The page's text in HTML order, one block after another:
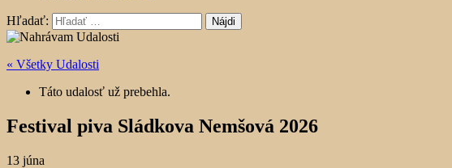
Hľadať:
« Všetky Udalosti
Táto udalosť už prebehla.
Festival piva Sládkova Nemšová 2026
13 júna